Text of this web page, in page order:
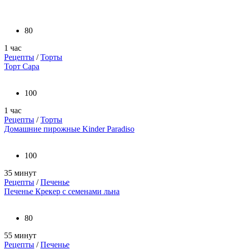
80
1 час
Рецепты /Торты
Торт Сара
100
1 час
Рецепты /Торты
Домашние пирожные Kinder Paradiso
100
35 минут
Рецепты /Печенье
Печенье Крекер с семенами льна
80
55 минут
Рецепты /Печенье